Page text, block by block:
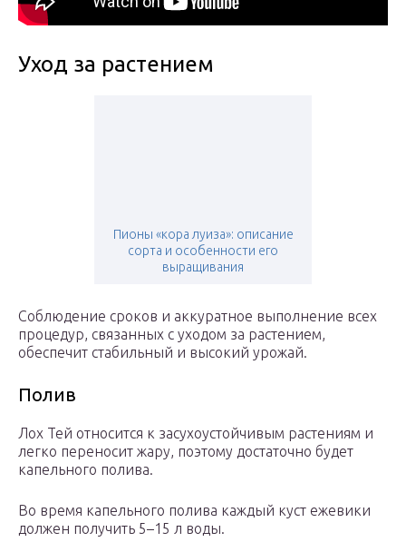
Уход за растением
Пионы «кора луиза»: описание
сорта и особенности его
выращивания
Соблюдение сроков и аккуратное выполнение всех
процедур, связанных с уходом за растением,
обеспечит стабильный и высокий урожай.
Полив
Лох Тей относится к засухоустойчивым растениям и
легко переносит жару, поэтому достаточно будет
капельного полива.
Во время капельного полива каждый куст ежевики
должен получить 5–15 л воды.